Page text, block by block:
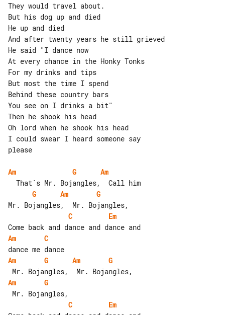
They would travel about.
But his dog up and died
He up and died
And after twenty years he still grieved
He said "I dance now
At every chance in the Honky Tonks
For my drinks and tips
But most the time I spend
Behind these country bars
You see on I drinks a bit"
Then he shook his head
Oh lord when he shook his head
I could swear I heard someone say
please
Am G
Am
G
Am
G
C
Em
Am
C
Am
G Am
G
Am
G
C
Em